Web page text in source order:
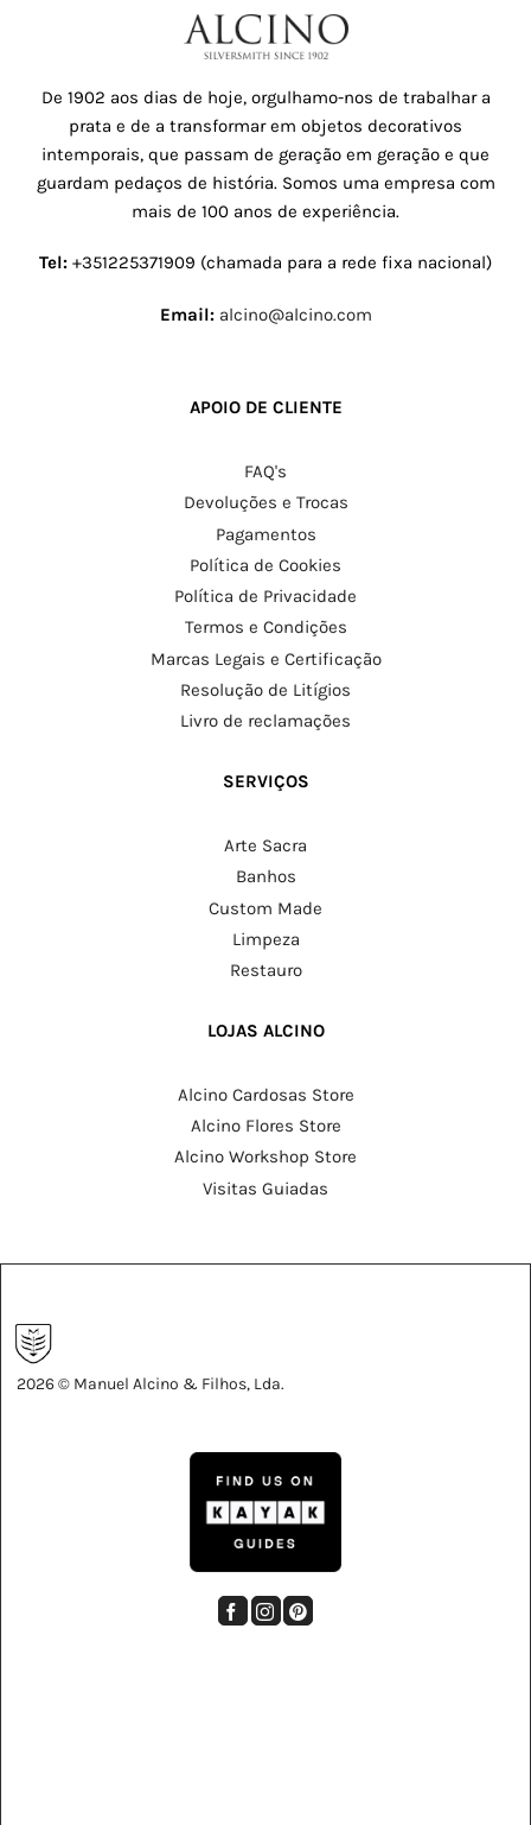
De 1902 aos dias de hoje, orgulhamo-nos de trabalhar a
prata e de a transformar em objetos decorativos
intemporais, que passam de geração em geração e que
guardam pedaços de história. Somos uma empresa com
mais de 100 anos de experiência.
Tel: +351225371909 (chamada para a rede fixa nacional)
Email: alcino@alcino.com
APOIO DE CLIENTE
FAQ's
Devoluções e Trocas
Pagamentos
Política de Cookies
Política de Privacidade
Termos e Condições
Marcas Legais e Certificação
Resolução de Litígios
Livro de reclamações
SERVIÇOS
Arte Sacra
Banhos
Custom Made
Limpeza
Restauro
LOJAS ALCINO
Alcino Cardosas Store
Alcino Flores Store
Alcino Workshop Store
Visitas Guiadas
2026 © Manuel Alcino & Filhos, Lda.